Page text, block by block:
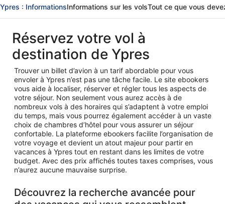
Ypres : InformationsInformations sur les volsTout ce que vous
Réservez votre vol à
destination de Ypres
Trouver un billet d’avion à un tarif abordable pour vous
envoler à Ypres n’est pas une tâche facile. Le site ebookers
vous aide à localiser, réserver et régler tous les aspects de
votre séjour. Non seulement vous aurez accès à de
nombreux vols à des horaires qui s’adaptent à votre emploi
du temps, mais vous pourrez également accéder à un vaste
choix de chambres d’hôtel pour vous assurer un séjour
confortable. La plateforme ebookers facilite l’organisation de
votre voyage et devient un atout majeur pour partir en
vacances à Ypres tout en restant dans les limites de votre
budget. Avec des prix affichés toutes taxes comprises, vous
n’aurez aucune mauvaise surprise.
Découvrez la recherche avancée pour